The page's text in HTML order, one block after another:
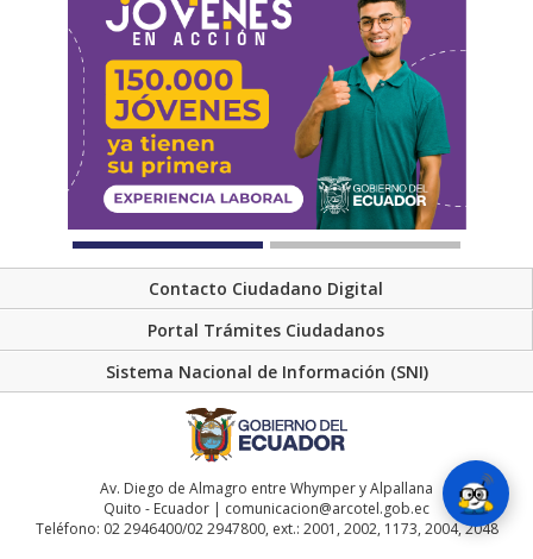
Contacto Ciudadano Digital
Portal Trámites Ciudadanos
Sistema Nacional de Información (SNI)
Av. Diego de Almagro entre Whymper y Alpallana
Quito - Ecuador | comunicacion@arcotel.gob.ec
Teléfono: 02 2946400/02 2947800, ext.: 2001, 2002, 1173, 2004, 2048